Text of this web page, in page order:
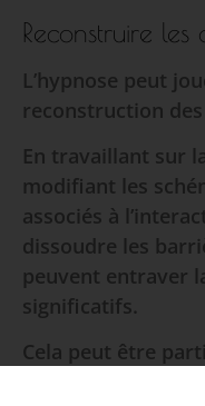
Reconstruire les
L’hypnose peut
reconstruction
En travaillant sur
modifiant les
associés à
dissoudre les
peuvent entraver
significatifs.
Cela peut être